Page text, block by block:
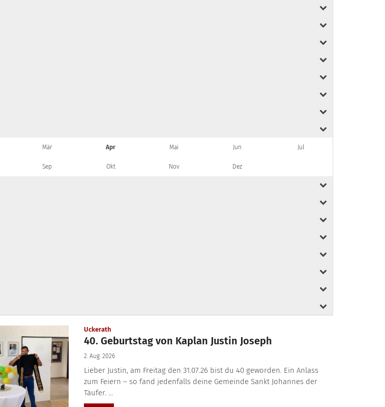
Mär Apr Mai Jun Jul
Sep Okt Nov Dez
Uckerath
40. Geburtstag von Kaplan Justin Joseph
2. Aug. 2026
Lieber Justin, am Freitag den 31.07.26 bist du 40 geworden. Ein Anlass
zum Feiern – so fand jedenfalls deine Gemeinde Sankt Johannes der
Täufer. ...